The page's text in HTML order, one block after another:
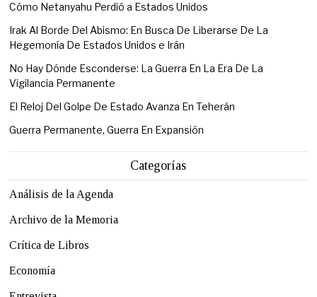
Cómo Netanyahu Perdió a Estados Unidos
Irak Al Borde Del Abismo: En Busca De Liberarse De La
Hegemonía De Estados Unidos e Irán
No Hay Dónde Esconderse: La Guerra En La Era De La
Vigilancia Permanente
El Reloj Del Golpe De Estado Avanza En Teherán
Guerra Permanente, Guerra En Expansión
Categorías
Análisis de la Agenda
Archivo de la Memoria
Crítica de Libros
Economía